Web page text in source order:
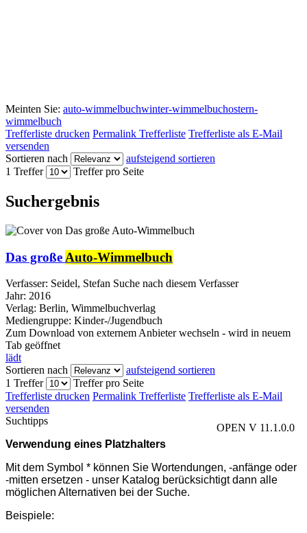
Meinten Sie: auto-wimmelbuchwinter-wimmelbuchostern-
wimmelbuch
Trefferliste drucken Permalink Trefferliste Trefferliste als E-Mail
versenden
Sortieren nach
aufsteigend sortieren
1 Treffer
Treffer pro Seite
Suchergebnis
Das große Auto-Wimmelbuch
Verfasser: Seidel, Stefan Suche nach diesem Verfasser
Jahr: 2016
Verlag: Berlin, Wimmelbuchverlag
Mediengruppe: Kinder-/Jugendbuch
Zum Download von externem Anbieter wechseln - wird in neuem
Tab geöffnet
lädt
Sortieren nach
aufsteigend sortieren
1 Treffer
Treffer pro Seite
Trefferliste drucken Permalink Trefferliste Trefferliste als E-Mail
versenden
OPEN V 11.1.0.0
Suchtipps
Verwendung eines Platzhalters
Mit dem Symbol * können Sie Wortendungen, -anfänge oder
-mitten ersetzen - unser Katalog berücksichtigt dann alle
möglichen Alternativen bei der Suche.
Beispiele: